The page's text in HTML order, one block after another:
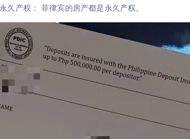
久产权： 菲律宾的房产都是永久产权。